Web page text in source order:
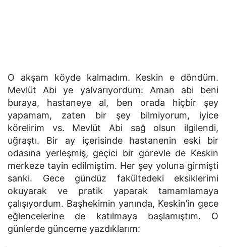
O akşam köyde kalmadım. Keskin e döndüm.
Mevlüt Abi ye yalvarıyordum: Aman abi beni
buraya, hastaneye al, ben orada hiçbir şey
yapamam, zaten bir şey bilmiyorum, iyice
körelirim vs. Mevlüt Abi sağ olsun ilgilendi,
uğraştı. Bir ay içerisinde hastanenin eski bir
odasına yerleşmiş, geçici bir görevle de Keskin
merkeze tayin edilmiştim. Her şey yoluna girmişti
sanki. Gece gündüz fakültedeki eksiklerimi
okuyarak ve pratik yaparak tamamlamaya
çalışıyordum. Başhekimin yanında, Keskin’in gece
eğlencelerine de katılmaya başlamıştım. O
günlerde günceme yazdıklarım: